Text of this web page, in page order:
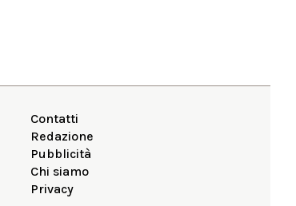
Contatti
Redazione
Pubblicità
Chi siamo
Privacy